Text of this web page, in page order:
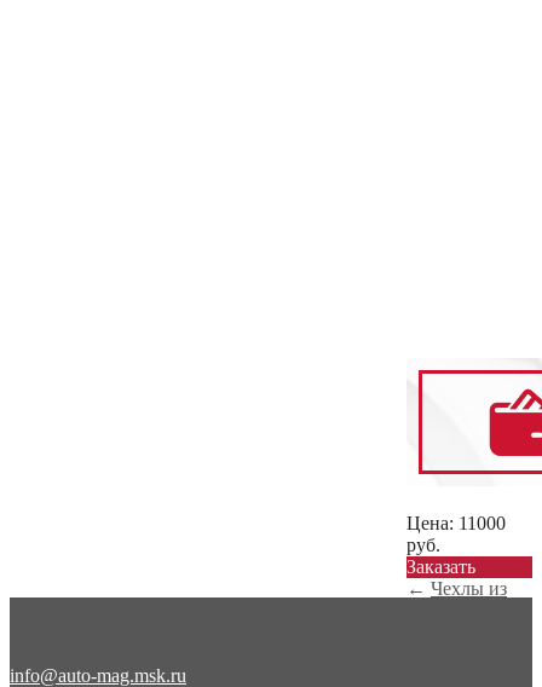
Цена: 11000
руб.
Заказать
← Чехлы из
info@auto-mag.msk.ru